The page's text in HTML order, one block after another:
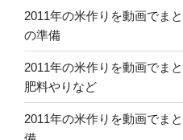
2011年の米作りを動画でま
の準備
2011年の米作りを動画でま
肥料やりなど
2011年の米作りを動画でま